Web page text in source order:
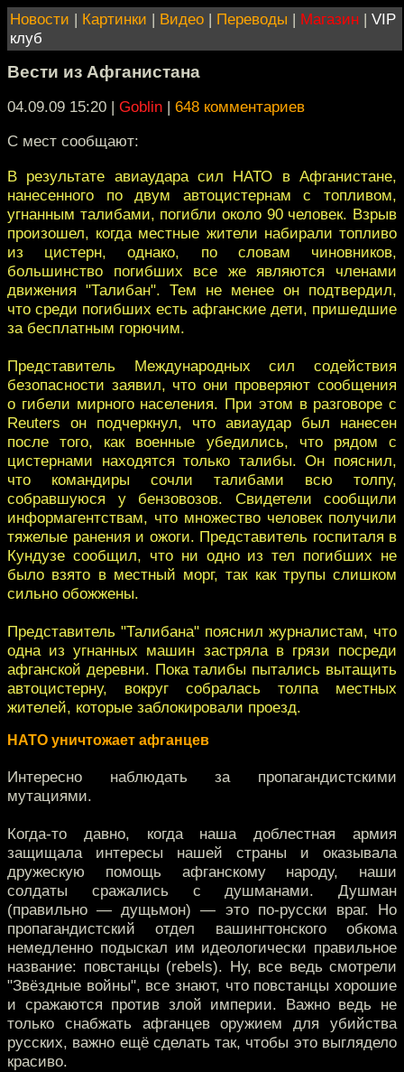
Новости | Картинки | Видео | Переводы | Магазин | VIP
клуб
Вести из Афганистана
04.09.09 15:20 | Goblin | 648 комментариев
С мест сообщают:
В результате авиаудара сил НАТО в Афганистане,
нанесенного по двум автоцистернам с топливом,
угнанным талибами, погибли около 90 человек. Взрыв
произошел, когда местные жители набирали топливо
из цистерн, однако, по словам чиновников,
большинство погибших все же являются членами
движения "Талибан". Тем не менее он подтвердил,
что среди погибших есть афганские дети, пришедшие
за бесплатным горючим.
Представитель Международных сил содействия
безопасности заявил, что они проверяют сообщения
о гибели мирного населения. При этом в разговоре с
Reuters он подчеркнул, что авиаудар был нанесен
после того, как военные убедились, что рядом с
цистернами находятся только талибы. Он пояснил,
что командиры сочли талибами всю толпу,
собравшуюся у бензовозов. Свидетели сообщили
информагентствам, что множество человек получили
тяжелые ранения и ожоги. Представитель госпиталя в
Кундузе сообщил, что ни одно из тел погибших не
было взято в местный морг, так как трупы слишком
сильно обожжены.
Представитель "Талибана" пояснил журналистам, что
одна из угнанных машин застряла в грязи посреди
афганской деревни. Пока талибы пытались вытащить
автоцистерну, вокруг собралась толпа местных
жителей, которые заблокировали проезд.
НАТО уничтожает афганцев
Интересно наблюдать за пропагандистскими
мутациями.
Когда-то давно, когда наша доблестная армия
защищала интересы нашей страны и оказывала
дружескую помощь афганскому народу, наши
солдаты сражались с душманами. Душман
(правильно — дущьмон) — это по-русски враг. Но
пропагандистский отдел вашингтонского обкома
немедленно подыскал им идеологически правильное
название: повстанцы (rebels). Ну, все ведь смотрели
"Звёздные войны", все знают, что повстанцы хорошие
и сражаются против злой империи. Важно ведь не
только снабжать афганцев оружием для убийства
русских, важно ещё сделать так, чтобы это выглядело
красиво.